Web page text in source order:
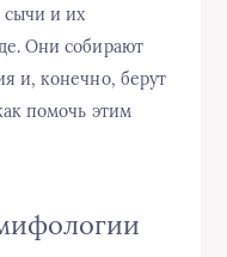
сычи и их
Они собирают
и, конечно, берут
помочь этим